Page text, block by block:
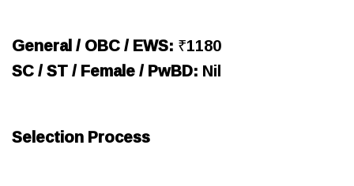
General / OBC / EWS:₹1180
SC / ST / Female / PwBD:Nil
Selection Process